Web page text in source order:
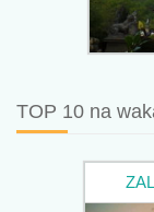
TOP 10 na